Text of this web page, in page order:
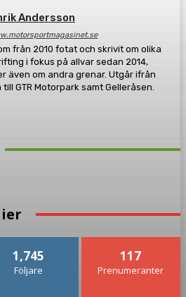
Andersson
från 2010 fotat och skrivit om olika
i fokus på allvar sedan 2014,
även om andra grenar. Utgår ifrån
GTR Motorpark samt Gelleråsen.
1,745
Följare
117
Prenumeranter